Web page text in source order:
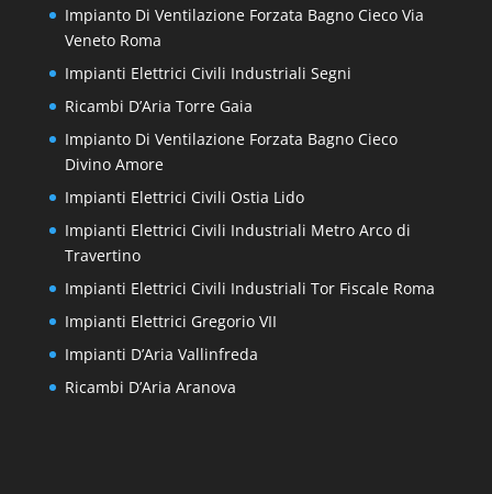
Impianto Di Ventilazione Forzata Bagno Cieco Via
Veneto Roma
Impianti Elettrici Civili Industriali Segni
Ricambi D’Aria Torre Gaia
Impianto Di Ventilazione Forzata Bagno Cieco
Divino Amore
Impianti Elettrici Civili Ostia Lido
Impianti Elettrici Civili Industriali Metro Arco di
Travertino
Impianti Elettrici Civili Industriali Tor Fiscale Roma
Impianti Elettrici Gregorio VII
Impianti D’Aria Vallinfreda
Ricambi D’Aria Aranova